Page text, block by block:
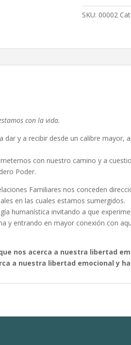
Familiares
Reino
SKU: 00002
con la vida.
dar y a recibir desde un calibre
con nuestro camino y a
Poder.
Familiares nos conceden
en las cuales estamos sumergidos.
humanística invitando a que
y entrando en mayor conexión con
nos acerca a nuestra libertad
a nuestra libertad emocional y